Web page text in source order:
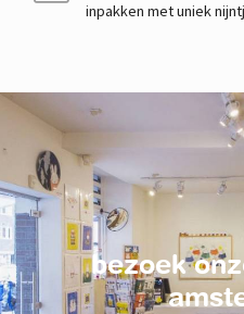
inpakken met uniek
bezoek